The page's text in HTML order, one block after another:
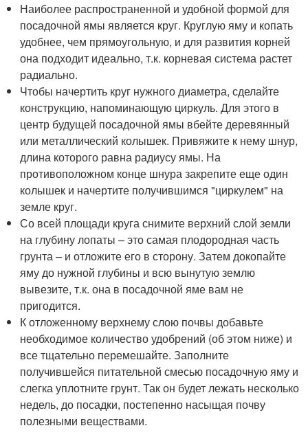
Наиболее распространенной и удобной формой для
посадочной ямы является круг. Круглую яму и копать
удобнее, чем прямоугольную, и для развития корней
она подходит идеально, т.к. корневая система растет
радиально.
Чтобы начертить круг нужного диаметра, сделайте
конструкцию, напоминающую циркуль. Для этого в
центр будущей посадочной ямы вбейте деревянный
или металлический колышек. Привяжите к нему шнур,
длина которого равна радиусу ямы. На
противоположном конце шнура закрепите еще один
колышек и начертите получившимся "циркулем" на
земле круг.
Со всей площади круга снимите верхний слой земли
на глубину лопаты – это самая плодородная часть
грунта – и отложите его в сторону. Затем докопайте
яму до нужной глубины и всю вынутую землю
вывезите, т.к. она в посадочной яме вам не
пригодится.
К отложенному верхнему слою почвы добавьте
необходимое количество удобрений (об этом ниже) и
все тщательно перемешайте. Заполните
получившейся питательной смесью посадочную яму и
слегка уплотните грунт. Так он будет лежать несколько
недель, до посадки, постепенно насыщая почву
полезными веществами.